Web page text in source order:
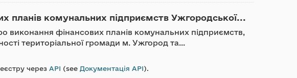
планів комунальних підприємств Ужгородської...
виконання фінансових планів комунальних підприємств,
територіальної громади м. Ужгород та...
через API (see Документація API).